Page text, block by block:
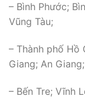
– Bình Phước;
Vũng Tàu;
– Thành phố Hồ
Giang; An Giang;
– Bến Tre; Vĩnh